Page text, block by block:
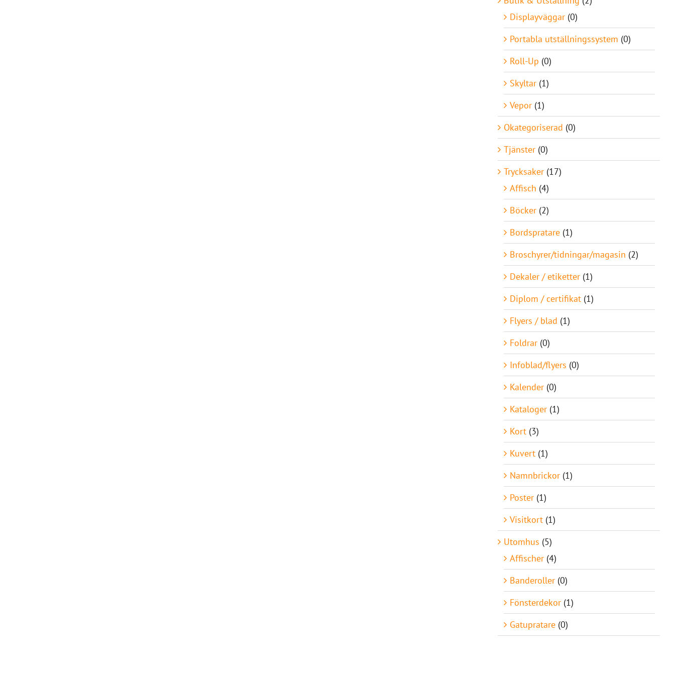
Displayväggar (0)
Portabla utställningssystem (0)
Roll-Up (0)
Skyltar (1)
Vepor (1)
Okategoriserad (0)
Tjänster (0)
Trycksaker (17)
Affisch (4)
Böcker (2)
Bordspratare (1)
Broschyrer/tidningar/magasin (2)
Dekaler / etiketter (1)
Diplom / certifikat (1)
Flyers / blad (1)
Foldrar (0)
Infoblad/flyers (0)
Kalender (0)
Kataloger (1)
Kort (3)
Kuvert (1)
Namnbrickor (1)
Poster (1)
Visitkort (1)
Utomhus (5)
Affischer (4)
Banderoller (0)
Fönsterdekor (1)
Gatupratare (0)